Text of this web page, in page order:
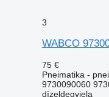
3
WABCO
75 €
Pneimatika -
9730090060
dīzeļdegviela